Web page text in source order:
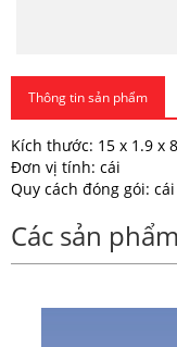
Thông tin sản phẩm
Kích thước: 15 x 1.9 x
Đơn vị tính: cái
Quy cách đóng gói: cái
Các sản